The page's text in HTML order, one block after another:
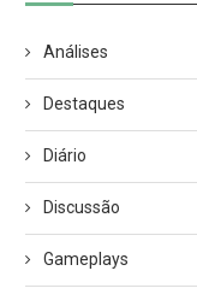
Análises
Destaques
Diário
Discussão
Gameplays